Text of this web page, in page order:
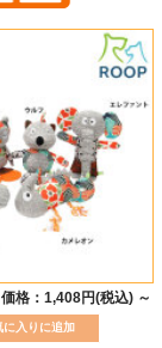
価格：1,408円(税込) ～